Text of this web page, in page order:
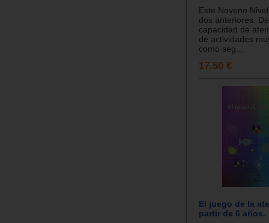
Este Noveno
dos anteriores.
capacidad de
de actividades
como seg...
17.50 €
El juego de la
partir de 6 años.